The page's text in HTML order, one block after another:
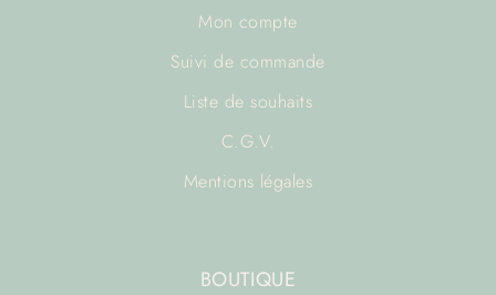
Mon compte
Suivi de commande
Liste de souhaits
C.G.V.
Mentions légales
BOUTIQUE